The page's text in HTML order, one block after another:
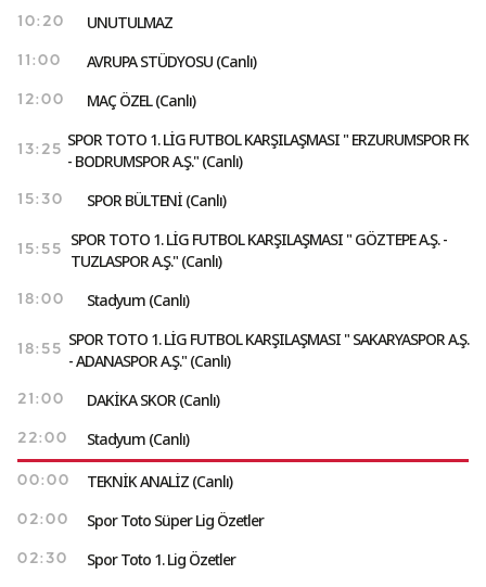
10:20 UNUTULMAZ
11:00 AVRUPA STÜDYOSU (Canlı)
12:00 MAÇ ÖZEL (Canlı)
13:25
SPOR TOTO 1. LİG FUTBOL KARŞILAŞMASI " ERZURUMSPOR FK
- BODRUMSPOR A.Ş." (Canlı)
15:30 SPOR BÜLTENİ (Canlı)
15:55
SPOR TOTO 1. LİG FUTBOL KARŞILAŞMASI " GÖZTEPE A.Ş. -
TUZLASPOR A.Ş." (Canlı)
18:00 Stadyum (Canlı)
18:55
SPOR TOTO 1. LİG FUTBOL KARŞILAŞMASI " SAKARYASPOR A.Ş.
- ADANASPOR A.Ş." (Canlı)
21:00 DAKİKA SKOR (Canlı)
22:00 Stadyum (Canlı)
00:00 TEKNİK ANALİZ (Canlı)
02:00 Spor Toto Süper Lig Özetler
02:30 Spor Toto 1. Lig Özetler